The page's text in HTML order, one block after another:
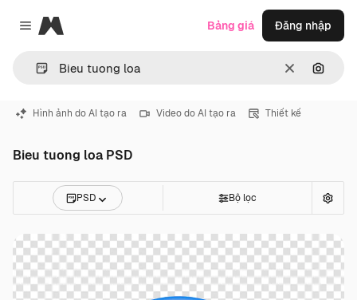
Close menu
Magnific
ThôngTìm
Bảng giá Đăng nhập
Hình ảnh do AI tạo ra Video do AI tạo ra Thiết kế
Bieu tuong loa PSD
PSD Bộ lọc